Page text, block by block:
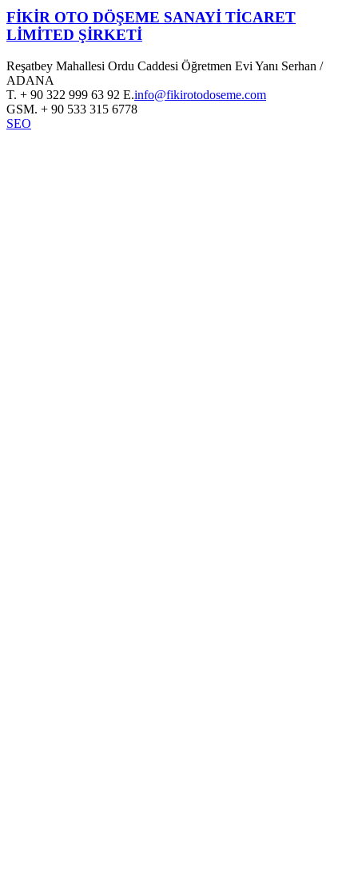
FİKİR OTO DÖŞEME SANAYİ TİCARET
LİMİTED ŞİRKETİ
Reşatbey Mahallesi Ordu Caddesi Öğretmen Evi Yanı Serhan /
ADANA
T. + 90 322 999 63 92 E.info@fikirotodoseme.com
GSM. + 90 533 315 6778
SEO